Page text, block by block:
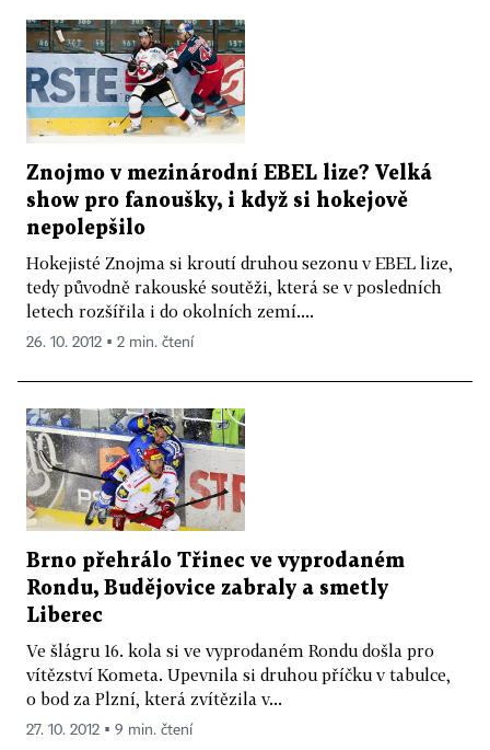
Znojmo v mezinárodní EBEL lize? Velká
show pro fanoušky, i když si hokejově
nepolepšilo
Hokejisté Znojma si kroutí druhou sezonu v EBEL lize,
tedy původně rakouské soutěži, která se v posledních
letech rozšířila i do okolních zemí....
26. 10. 2012 ▪ 2 min. čtení
Brno přehrálo Třinec ve vyprodaném
Rondu, Budějovice zabraly a smetly
Liberec
Ve šlágru 16. kola si ve vyprodaném Rondu došla pro
vítězství Kometa. Upevnila si druhou příčku v tabulce,
o bod za Plzní, která zvítězila v...
27. 10. 2012 ▪ 9 min. čtení